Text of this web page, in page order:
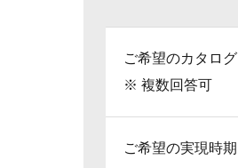
ご希望のカタログ
※ 複数回答可
ご希望の実現時期